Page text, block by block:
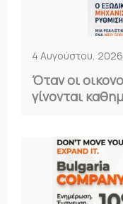
4 Αυγούστου, 2026
Όταν οι
γίνονται